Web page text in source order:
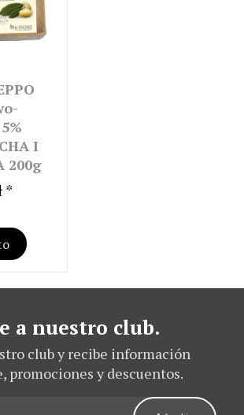
I
200g
*
a nuestro club.
club y recibe información
promociones y descuentos.